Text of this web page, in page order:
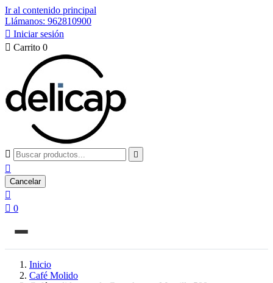
Ir al contenido principal
Llámanos: 962810900
 Iniciar sesión
 Carrito 0
 

Cancelar

 0
Inicio
Café Molido